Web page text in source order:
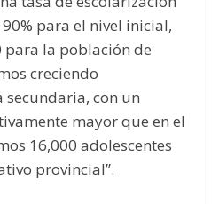
para el nivel inicial,
para la población de
creciendo
secundaria, con un
mayor que en el
16,000 adolescentes
provincial”.